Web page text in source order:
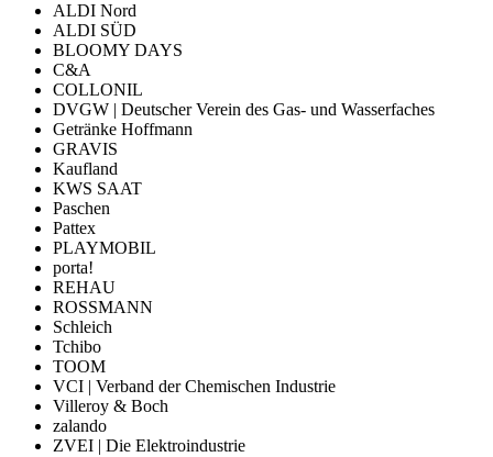
ALDI Nord
ALDI SÜD
BLOOMY DAYS
C&A
COLLONIL
DVGW | Deutscher Verein des Gas- und Wasserfaches
Getränke Hoffmann
GRAVIS
Kaufland
KWS SAAT
Paschen
Pattex
PLAYMOBIL
porta!
REHAU
ROSSMANN
Schleich
Tchibo
TOOM
VCI | Verband der Chemischen Industrie
Villeroy & Boch
zalando
ZVEI | Die Elektroindustrie